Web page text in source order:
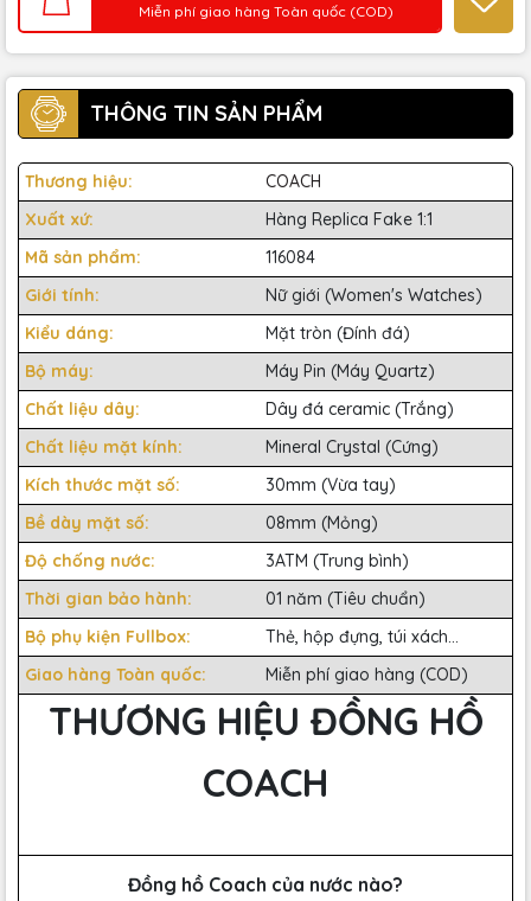
Miễn phí giao hàng Toàn quốc (COD)
THÔNG TIN SẢN PHẨM
Thương hiệu:
COACH
Xuất xứ:
Hàng Replica Fake 1:1
Mã sản phẩm:
116084
Giới tính:
Nữ giới (Women's Watches)
Kiểu dáng:
Mặt tròn (Đính đá)
Bộ máy:
Máy Pin (Máy Quartz)
Chất liệu dây:
Dây đá ceramic (Trắng)
Chất liệu mặt kính:
Mineral Crystal (Cứng)
Kích thước mặt số:
30mm (Vừa tay)
Bề dày mặt số:
08mm (Mỏng)
Độ chống nước:
3ATM (Trung bình)
Thời gian bảo hành:
01 năm (Tiêu chuẩn)
Bộ phụ kiện Fullbox:
Thẻ, hộp đựng, túi xách...
Giao hàng Toàn quốc:
Miễn phí giao hàng (COD)
THƯƠNG HIỆU ĐỒNG HỒ
COACH
Đồng hồ Coach của nước nào?